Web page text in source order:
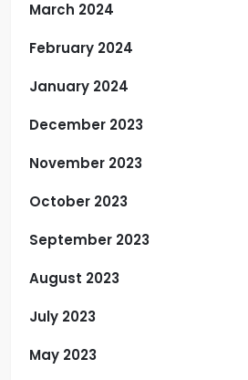
March 2024
February 2024
January 2024
December 2023
November 2023
October 2023
September 2023
August 2023
July 2023
May 2023